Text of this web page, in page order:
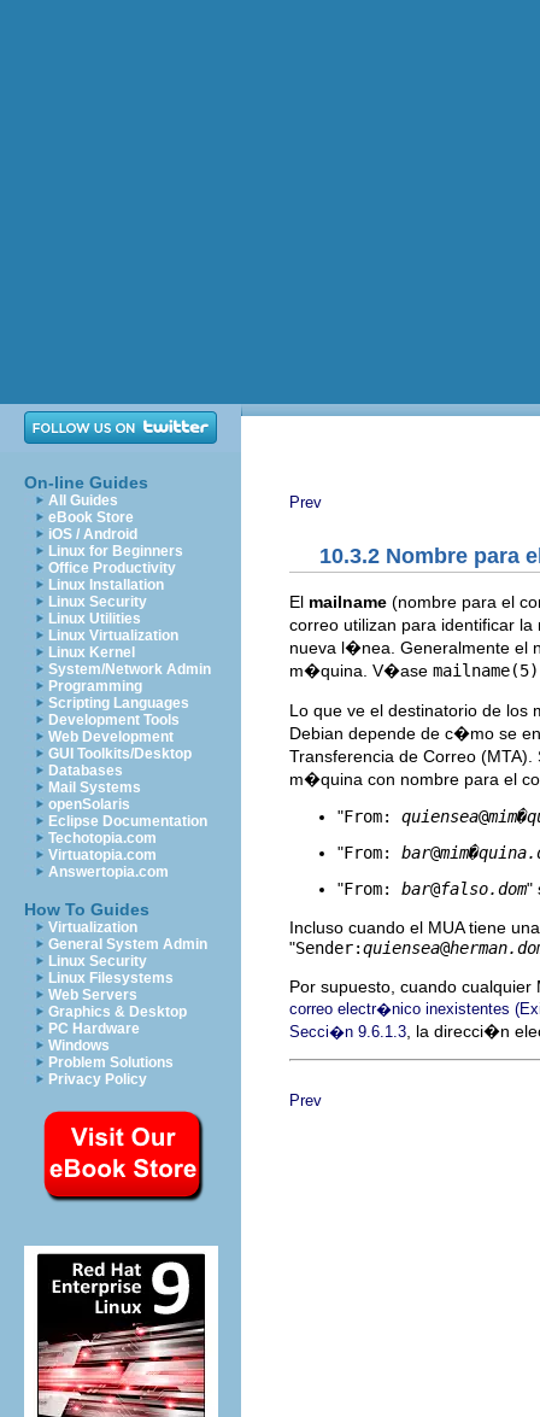
On-line Guides
All Guides
eBook Store
iOS / Android
Linux for Beginners
Office Productivity
Linux Installation
Linux Security
Linux Utilities
Linux Virtualization
Linux Kernel
System/Network Admin
Programming
Scripting Languages
Development Tools
Web Development
GUI Toolkits/Desktop
Databases
Mail Systems
openSolaris
Eclipse Documentation
Techotopia.com
Virtuatopia.com
Answertopia.com
How To Guides
Virtualization
General System Admin
Linux Security
Linux Filesystems
Web Servers
Graphics & Desktop
PC Hardware
Windows
Problem Solutions
Privacy Policy
Prev
10.3.2 Nombre para
El mailname (nombre para el
correo utilizan para identificar
nueva l�nea. Generalmente el
m�quina. V�ase mailname(5)
Lo que ve el destinatorio de los
Debian depende de c�mo se
Transferencia de Correo
m�quina con nombre para el
"From: quiensea@
"From: bar@
"From: bar@falso.dom"
Incluso cuando el MUA tiene
"Sender:quiensea@
Por supuesto, cuando
correo electr�nico inexistentes
Secci�n 9.6.1.3 , la direcci�n
Prev